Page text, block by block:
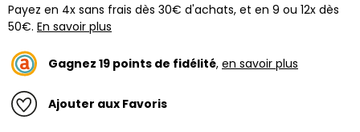
Payez en 4x sans frais dès 30€ d'achats, et en 9 ou 12x dès
50€. En savoir plus
Gagnez 19 points de fidélité, en savoir plus
Ajouter aux Favoris